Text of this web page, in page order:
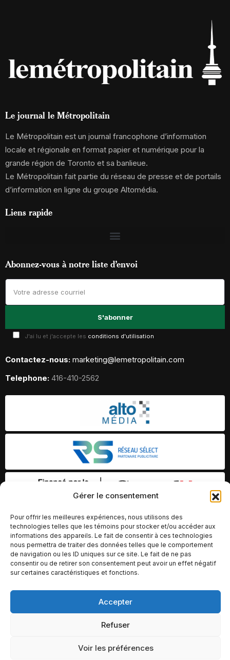
Gérer le consentement
Pour offrir les meilleures expériences, nous utilisons des
technologies telles que les témoins pour stocker et/ou accéder aux
informations des appareils. Le fait de consentir à ces technologies
nous permettra de traiter des données telles que le comportement
de navigation ou les ID uniques sur ce site. Le fait de ne pas
consentir ou de retirer son consentement peut avoir un effet négatif
sur certaines caractéristiques et fonctions.
Accepter
Refuser
Voir les préférences
Le journal le Métropolitain
Le Métropolitain est un journal francophone d’information
locale et régionale en format papier et numérique pour la
grande région de Toronto et sa banlieue.
Le Métropolitain fait partie du réseau de presse et de portails
d’information en ligne du groupe Altomédia.
Liens rapide
Abonnez-vous à notre liste d’envoi
J'ai lu et j'accepte les conditions d'utilisation
Contactez-nous: marketing@lemetropolitain.com
Telephone: 416-410-2562
© Copyright 2026 – Altomédia Inc |
Ce site internet a été conçu et développé par Chameleon Ideas